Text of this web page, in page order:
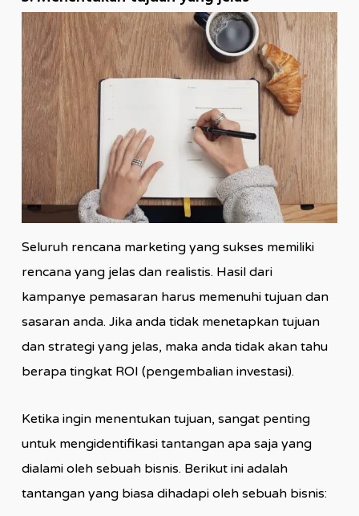
Seluruh rencana marketing yang sukses memiliki
rencana yang jelas dan realistis. Hasil dari
kampanye pemasaran harus memenuhi tujuan dan
sasaran anda. Jika anda tidak menetapkan tujuan
dan strategi yang jelas, maka anda tidak akan tahu
berapa tingkat ROI (pengembalian investasi).
Ketika ingin menentukan tujuan, sangat penting
untuk mengidentifikasi tantangan apa saja yang
dialami oleh sebuah bisnis. Berikut ini adalah
tantangan yang biasa dihadapi oleh sebuah bisnis: